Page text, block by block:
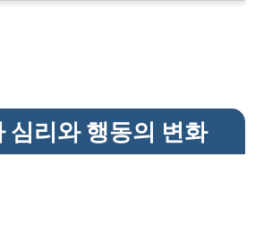
심리와 행동의 변화